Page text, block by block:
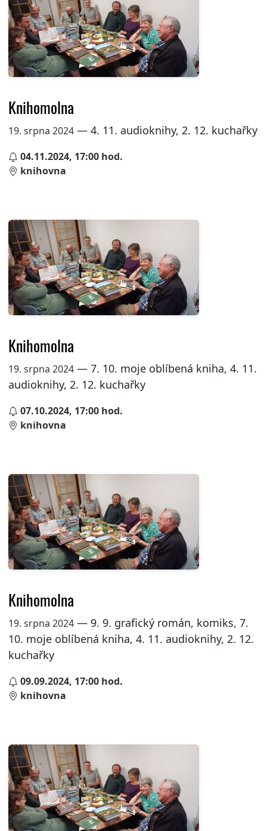
Knihomolna
19. srpna 2024— 4. 11. audioknihy, 2. 12. kuchařky
04.11.2024, 17:00 hod.
knihovna
Knihomolna
19. srpna 2024— 7. 10. moje oblíbená kniha, 4. 11.
audioknihy, 2. 12. kuchařky
07.10.2024, 17:00 hod.
knihovna
Knihomolna
19. srpna 2024— 9. 9. grafický román, komiks, 7.
10. moje oblíbená kniha, 4. 11. audioknihy, 2. 12.
kuchařky
09.09.2024, 17:00 hod.
knihovna